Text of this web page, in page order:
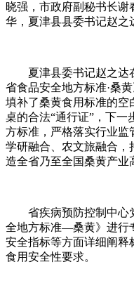
晓强，市政府副秘书长谢
华，夏津县县委书记赵之
夏津县委书记赵之达
省食品安全地方标准·桑黄
填补了桑黄食用标准的空
桌的合法“通行证”，下
方标准，严格落实行业监
学研融合、农文旅融合，
造全省乃至全国桑黄产业
省疾病预防控制中心
全地方标准—桑黄》进行
安全指标等方面详细阐释
食用安全性要求。